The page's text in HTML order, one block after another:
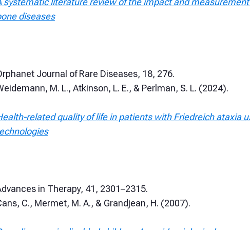
diseases
Journal of Rare Diseases, 18, 276.
M. L., Atkinson, L. E., & Perlman, S. L. (2024).
related quality of life in patients with Friedreich ataxia
in Therapy, 41, 2301–2315.
C., Mermet, M. A., & Grandjean, H. (2007).